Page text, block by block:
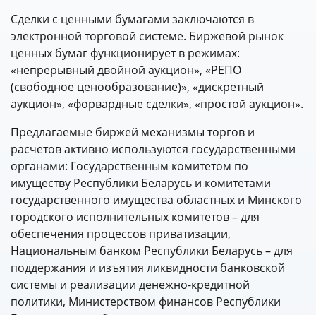
Сделки с ценными бумагами заключаются в
электронной торговой системе. Биржевой рынок
ценных бумаг функционирует в режимах:
«непрерывный двойной аукцион», «РЕПО
(свободное ценообразование)», «дискретный
аукцион», «форвардные сделки», «простой аукцион».
Предлагаемые биржей механизмы торгов и
расчетов активно используются государственными
органами: Государственным комитетом по
имуществу Республики Беларусь и комитетами
государственного имущества областных и Минского
городского исполнительных комитетов – для
обеспечения процессов приватизации,
Национальным банком Республики Беларусь – для
поддержания и изъятия ликвидности банковской
системы и реализации денежно-кредитной
политики, Министерством финансов Республики